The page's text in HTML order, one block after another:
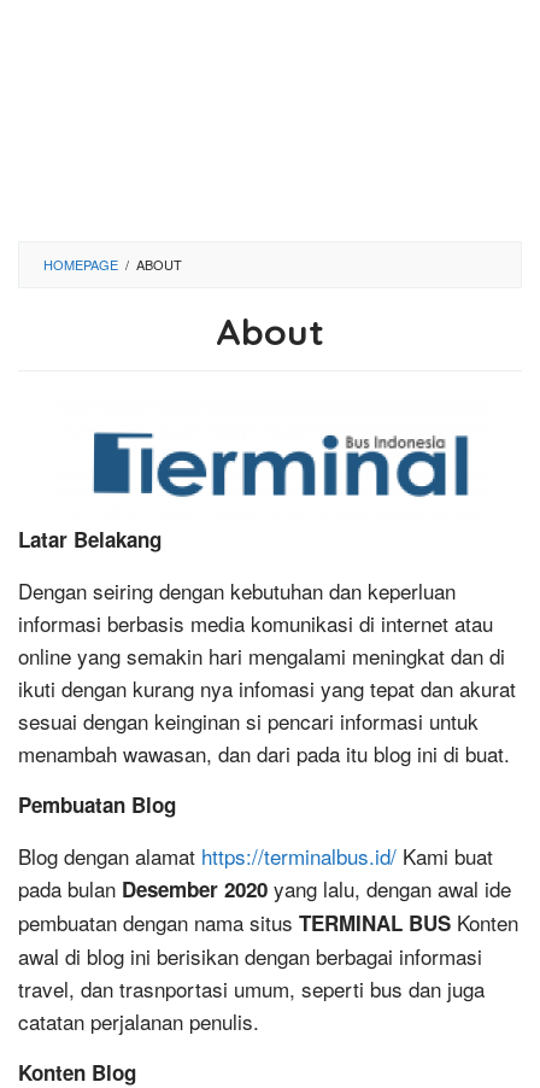
HOMEPAGE / ABOUT
About
Latar Belakang
Dengan seiring dengan kebutuhan dan keperluan
informasi berbasis media komunikasi di internet atau
online yang semakin hari mengalami meningkat dan di
ikuti dengan kurang nya infomasi yang tepat dan akurat
sesuai dengan keinginan si pencari informasi untuk
menambah wawasan, dan dari pada itu blog ini di buat.
Pembuatan Blog
Blog dengan alamat https://terminalbus.id/ Kami buat
pada bulan Desember 2020 yang lalu, dengan awal ide
pembuatan dengan nama situs TERMINAL BUS Konten
awal di blog ini berisikan dengan berbagai informasi
travel, dan trasnportasi umum, seperti bus dan juga
catatan perjalanan penulis.
Konten Blog